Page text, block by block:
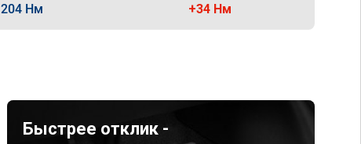
204 Нм +34 Нм
Быстрее отклик -